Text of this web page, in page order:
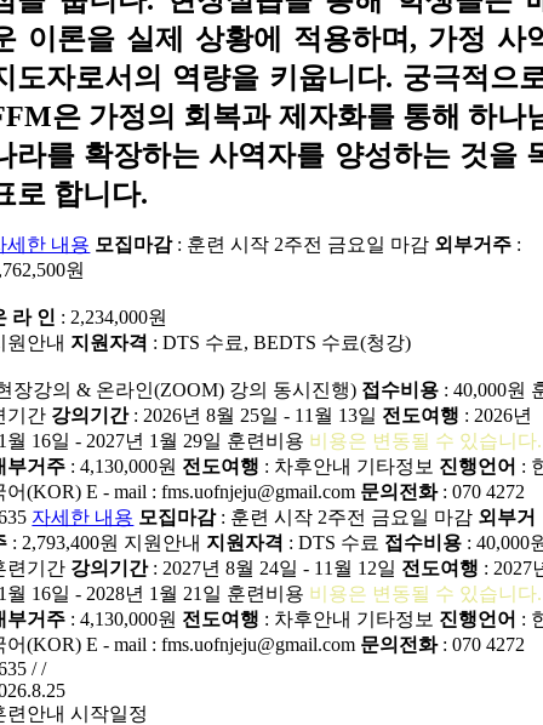
이론을 실제 상황에 적용하며, 가정 사
도자로서의 역량을 키웁니다. 궁극적으
은 가정의 회복과 제자화를 통해 하나
라를 확장하는 사역자를 양성하는 것을
로 합니다.
세한 내용 모집마감: 훈련 시작 2주전 금요일 마감 외부거주 :
원
라 인 : 2,234,000원
원안내 지원자격 : DTS 수료, BEDTS 수료(청강)
장강의 & 온라인(ZOOM) 강의 동시진행) 접수비용 : 40,000원
기간 강의기간: 2026년 8월 25일 - 11월 13일 전도여행 : 2026년
월 16일 - 2027년 1월 29일 훈련비용 비용은 변동될 수 있습니다.
부거주 : 4,130,000원 전도여행 : 차후안내 기타정보 진행언어 :
어(KOR) E - mail : fms.uofnjeju@gmail.com 문의전화: 070 4272
자세한 내용 모집마감: 훈련 시작 2주전 금요일 마감 외부거
: 2,793,400원 지원안내 지원자격 : DTS 수료 접수비용 : 40,000
련기간 강의기간: 2027년 8월 24일 - 11월 12일 전도여행 : 2027
월 16일 - 2028년 1월 21일 훈련비용 비용은 변동될 수 있습니다.
부거주 : 4,130,000원 전도여행 : 차후안내 기타정보 진행언어 :
어(KOR) E - mail : fms.uofnjeju@gmail.com 문의전화: 070 4272
/ /
련안내 시작일정